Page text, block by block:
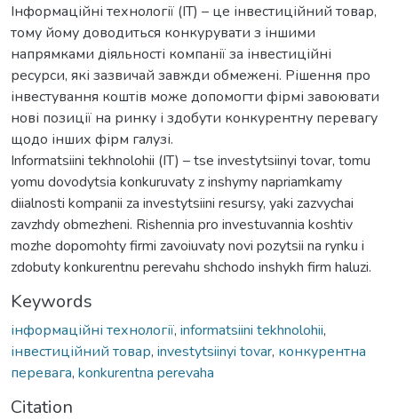
Інформаційні технології (ІТ) – це інвестиційний товар,
тому йому доводиться конкурувати з іншими
напрямками діяльності компанії за інвестиційні
ресурси, які зазвичай завжди обмежені. Рішення про
інвестування коштів може допомогти фірмі завоювати
нові позиції на ринку і здобути конкурентну перевагу
щодо інших фірм галузі.
Informatsiini tekhnolohii (IT) – tse investytsiinyi tovar, tomu
yomu dovodytsia konkuruvaty z inshymy napriamkamy
diialnosti kompanii za investytsiini resursy, yaki zazvychai
zavzhdy obmezheni. Rishennia pro investuvannia koshtiv
mozhe dopomohty firmi zavoiuvaty novi pozytsii na rynku i
zdobuty konkurentnu perevahu shchodo inshykh firm haluzi.
Keywords
інформаційні технології, informatsiini tekhnolohii,
інвестиційний товар, investytsiinyi tovar, конкурентна
перевага, konkurentna perevaha
Citation